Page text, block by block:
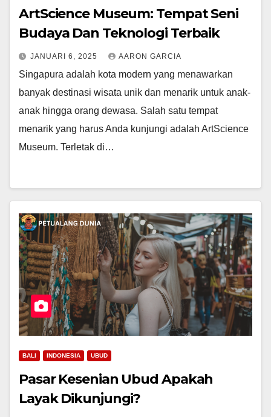
ArtScience Museum: Tempat Seni
Budaya Dan Teknologi Terbaik
JANUARI 6, 2025 AARON GARCIA
Singapura adalah kota modern yang menawarkan
banyak destinasi wisata unik dan menarik untuk anak-
anak hingga orang dewasa. Salah satu tempat
menarik yang harus Anda kunjungi adalah ArtScience
Museum. Terletak di…
BALI INDONESIA UBUD
Pasar Kesenian Ubud Apakah
Layak Dikunjungi?